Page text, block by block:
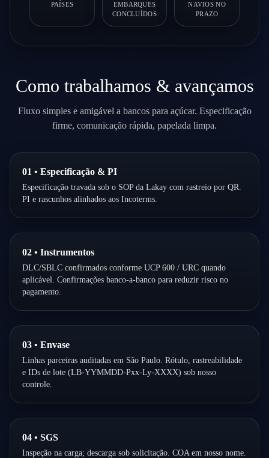
PAÍSES
EMBARQUES
CONCLUÍDOS
NAVIOS NO
PRAZO
Como trabalhamos & avançamos
Fluxo simples e amigável a bancos para açúcar. Especificação
firme, comunicação rápida, papelada limpa.
01 • Especificação & PI
Especificação travada sob o SOP da Lakay com rastreio por QR.
PI e rascunhos alinhados aos Incoterms.
02 • Instrumentos
DLC/SBLC confirmados conforme UCP 600 / URC quando
aplicável. Confirmações banco-a-banco para reduzir risco no
pagamento.
03 • Envase
Linhas parceiras auditadas em São Paulo. Rótulo, rastreabilidade
e IDs de lote (LB-YYMMDD-Pxx-Ly-XXXX) sob nosso
controle.
04 • SGS
Inspeção na carga; descarga sob solicitação. COA em nosso nome.